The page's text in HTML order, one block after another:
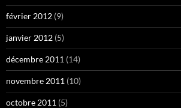
février 2012 (9)
janvier 2012 (5)
décembre 2011 (14)
novembre 2011 (10)
octobre 2011 (5)